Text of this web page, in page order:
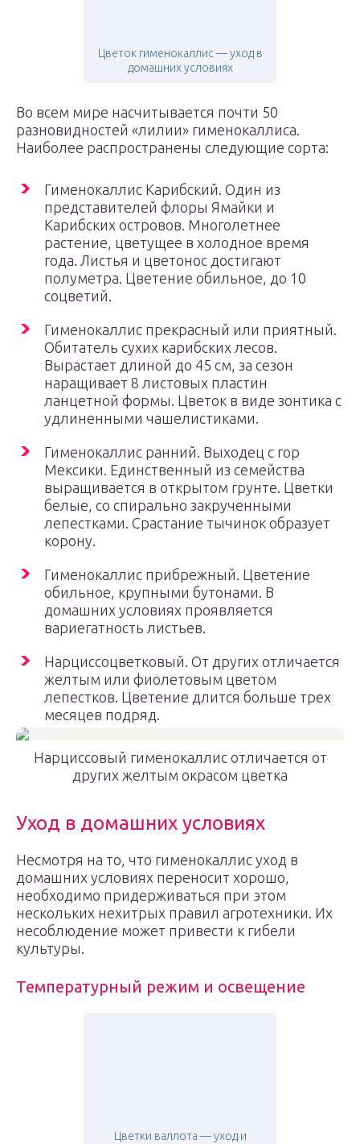
Цветок гименокаллис — уход в
домашних условиях
Во всем мире насчитывается почти 50
разновидностей «лилии» гименокаллиса.
Наиболее распространены следующие сорта:
Гименокаллис Карибский. Один из
представителей флоры Ямайки и
Карибских островов. Многолетнее
растение, цветущее в холодное время
года. Листья и цветонос достигают
полуметра. Цветение обильное, до 10
соцветий.
Гименокаллис прекрасный или приятный.
Обитатель сухих карибских лесов.
Вырастает длиной до 45 см, за сезон
наращивает 8 листовых пластин
ланцетной формы. Цветок в виде зонтика с
удлиненными чашелистиками.
Гименокаллис ранний. Выходец с гор
Мексики. Единственный из семейства
выращивается в открытом грунте. Цветки
белые, со спирально закрученными
лепестками. Срастание тычинок образует
корону.
Гименокаллис прибрежный. Цветение
обильное, крупными бутонами. В
домашних условиях проявляется
вариегатность листьев.
Нарциссоцветковый. От других отличается
желтым или фиолетовым цветом
лепестков. Цветение длится больше трех
месяцев подряд.
Нарциссовый гименокаллис отличается от
других желтым окрасом цветка
Уход в домашних условиях
Несмотря на то, что гименокаллис уход в
домашних условиях переносит хорошо,
необходимо придерживаться при этом
нескольких нехитрых правил агротехники. Их
несоблюдение может привести к гибели
культуры.
Температурный режим и освещение
Цветки валлота — уход и